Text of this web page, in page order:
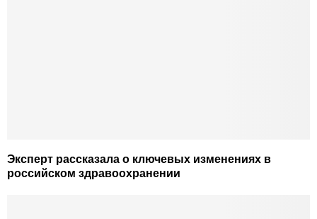
Эксперт рассказала о ключевых изменениях в
российском здравоохранении